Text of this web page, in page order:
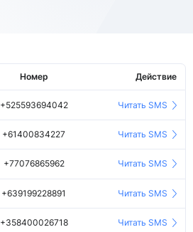
Номер Действие
+525593694042 Читать SMS
+61400834227 Читать SMS
+77076865962 Читать SMS
+639199228891 Читать SMS
+358400026718 Читать SMS